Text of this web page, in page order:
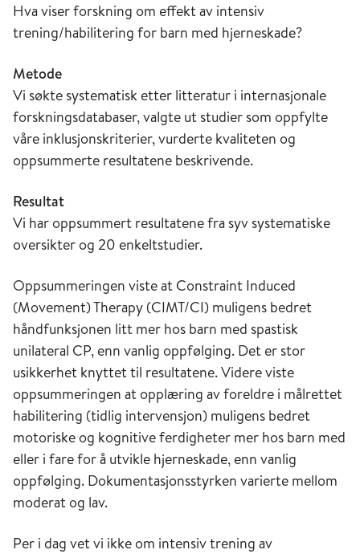
Hva viser forskning om effekt av intensiv
trening/habilitering for barn med hjerneskade?
Metode
Vi søkte systematisk etter litteratur i internasjonale
forskningsdatabaser, valgte ut studier som oppfylte
våre inklusjonskriterier, vurderte kvaliteten og
oppsummerte resultatene beskrivende.
Resultat
Vi har oppsummert resultatene fra syv systematiske
oversikter og 20 enkeltstudier.
Oppsummeringen viste at Constraint Induced
(Movement) Therapy (CIMT/CI) muligens bedret
håndfunksjonen litt mer hos barn med spastisk
unilateral CP, enn vanlig oppfølging. Det er stor
usikkerhet knyttet til resultatene. Videre viste
oppsummeringen at opplæring av foreldre i målrettet
habilitering (tidlig intervensjon) muligens bedret
motoriske og kognitive ferdigheter mer hos barn med
eller i fare for å utvikle hjerneskade, enn vanlig
oppfølging. Dokumentasjonsstyrken varierte mellom
moderat og lav.
Per i dag vet vi ikke om intensiv trening av